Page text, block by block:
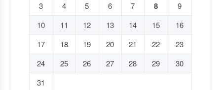
3
4 5 6 7 8
9
10
11 12 13 14 15
16
17
18 19 20 21 22
23
24
25 26 27 28 29
30
31